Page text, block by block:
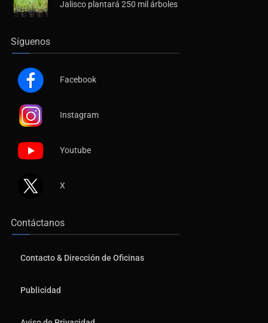
Jalisco plantará 250 mil árboles
Síguenos
Facebook
Instagram
Youtube
X
Contáctanos
Contacto & Dirección de Oficinas
Publicidad